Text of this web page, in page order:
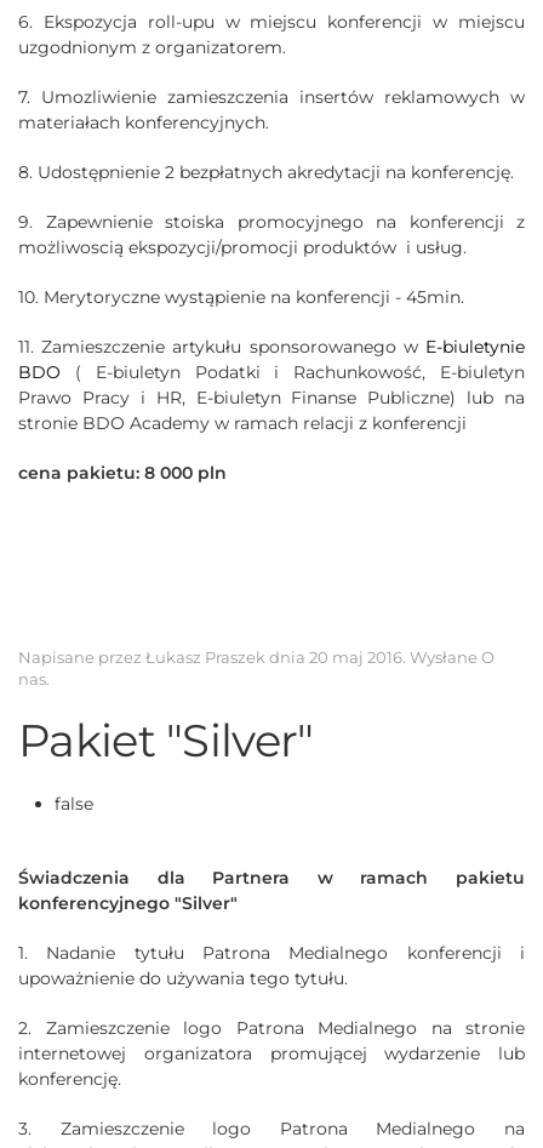
6. Ekspozycja roll-upu w miejscu konferencji w miejscu
uzgodnionym z organizatorem.
7. Umozliwienie zamieszczenia insertów reklamowych w
materiałach konferencyjnych.
8. Udostępnienie 2 bezpłatnych akredytacji na konferencję.
9. Zapewnienie stoiska promocyjnego na konferencji z
możliwoscią ekspozycji/promocji produktów i usług.
10. Merytoryczne wystąpienie na konferencji - 45min.
11. Zamieszczenie artykułu sponsorowanego w E-biuletynie
BDO ( E-biuletyn Podatki i Rachunkowość, E-biuletyn
Prawo Pracy i HR, E-biuletyn Finanse Publiczne) lub na
stronie BDO Academy w ramach relacji z konferencji
cena pakietu: 8 000 pln
Napisane przez Łukasz Praszek dnia 20 maj 2016. Wysłane O
nas.
Pakiet "Silver"
false
Świadczenia dla Partnera w ramach pakietu
konferencyjnego "Silver"
1. Nadanie tytułu Patrona Medialnego konferencji i
upoważnienie do używania tego tytułu.
2. Zamieszczenie logo Patrona Medialnego na stronie
internetowej organizatora promującej wydarzenie lub
konferencję.
3. Zamieszczenie logo Patrona Medialnego na